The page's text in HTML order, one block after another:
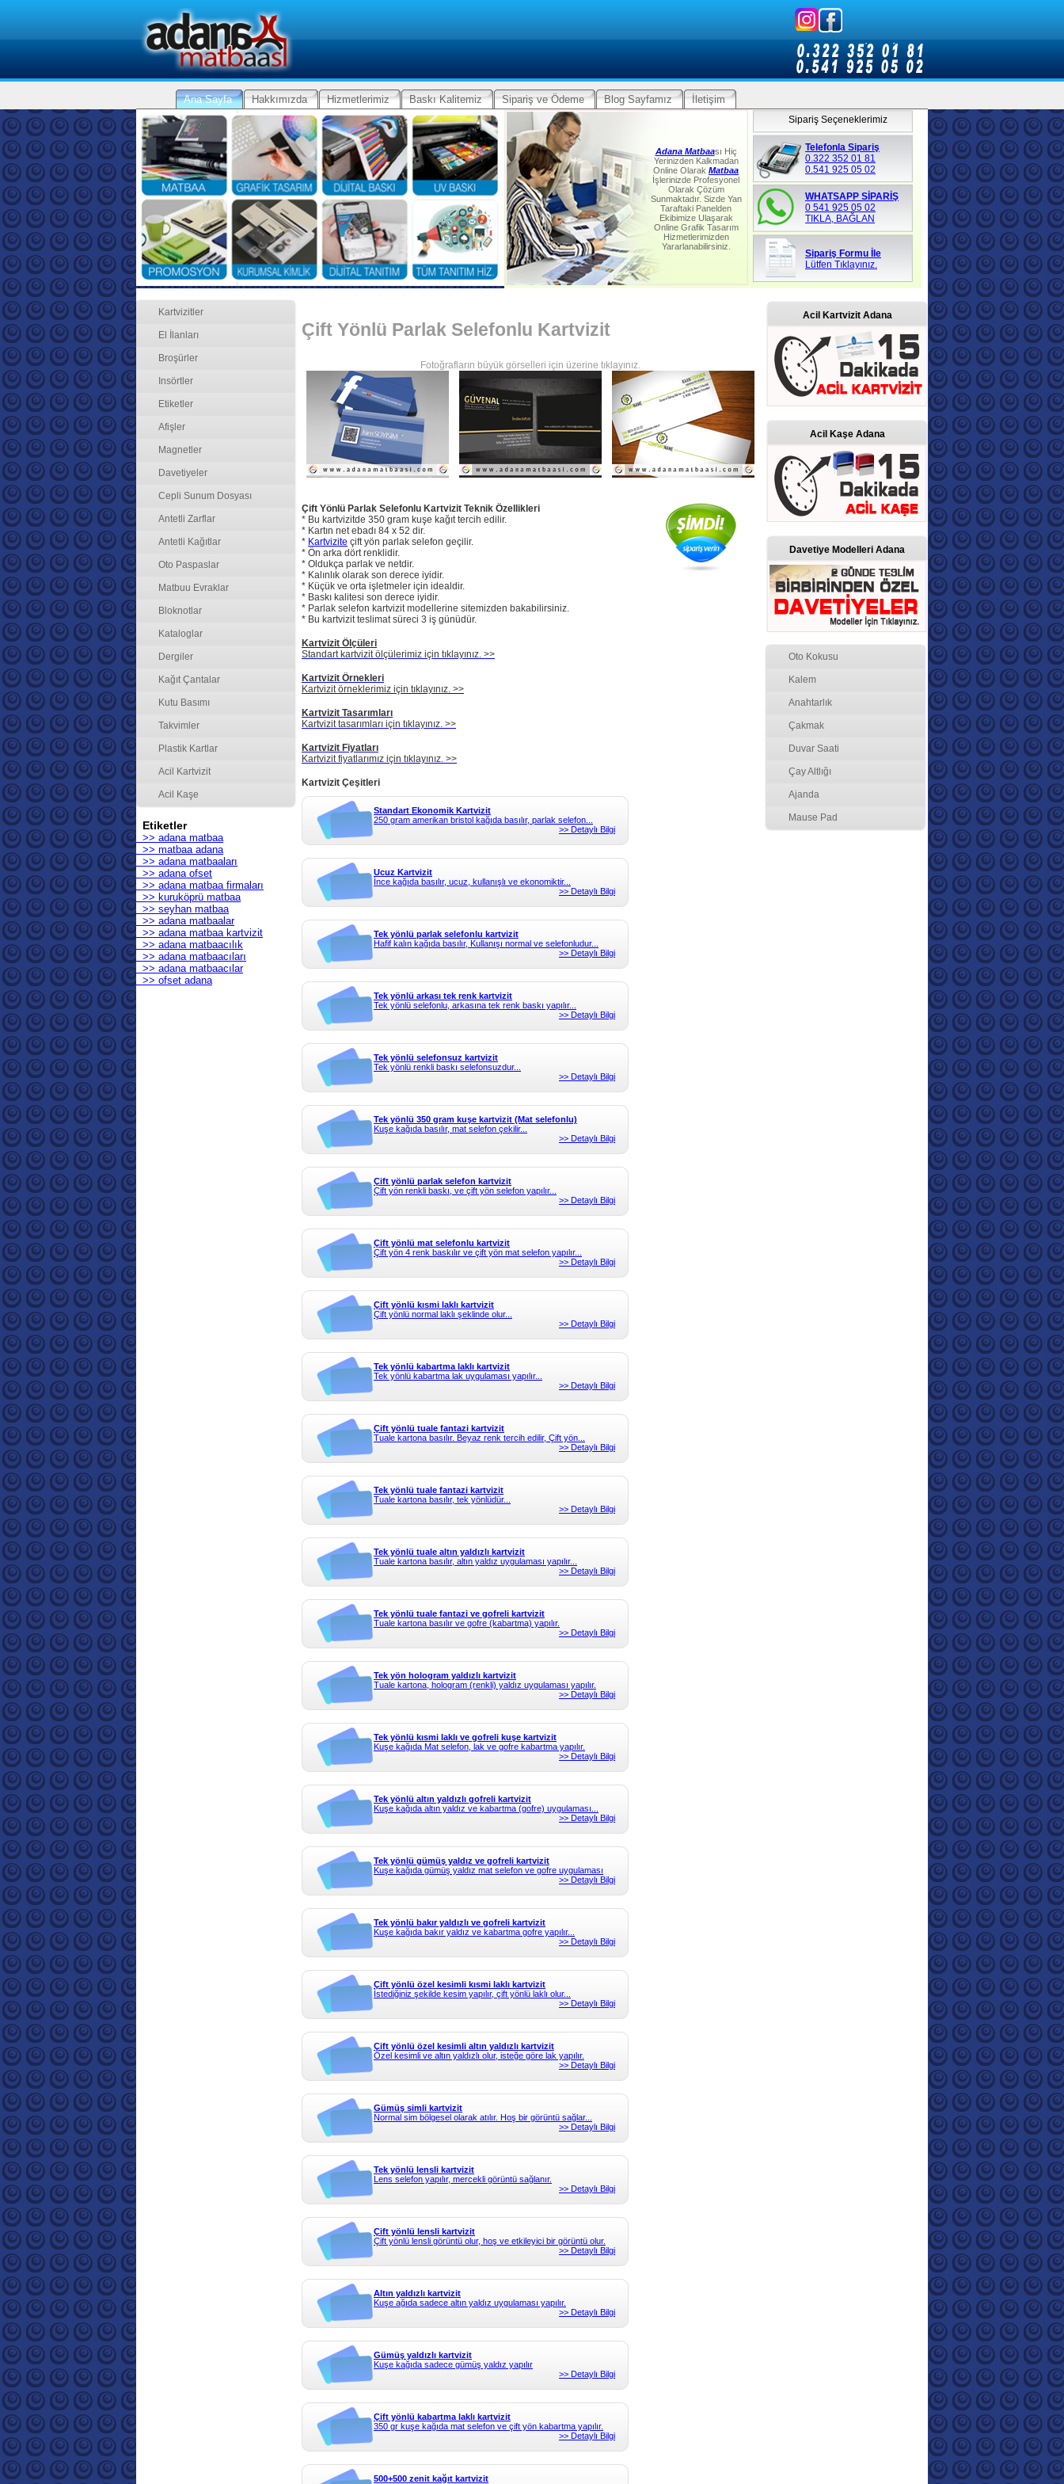
Ana Sayfa Hakkımızda Hizmetlerimiz Baskı Kalitemiz Sipariş ve Ödeme Blog Sayfamız İletişim
Adana Matbaası Hiç
Yerinizden Kalkmadan
Online Olarak Matbaa
İşlerinizde Profesyonel
Olarak Çözüm
Sunmaktadır. Sizde Yan
Taraftaki Panelden
Ekibimize Ulaşarak
Online Grafik Tasarım
Hizmetlerimizden
Yararlanabilirsiniz.
Sipariş Seçeneklerimiz
Telefonla Sipariş
0.322 352 01 81
0.541 925 05 02
WHATSAPP SİPARİŞ
0 541 925 05 02
TIKLA, BAĞLAN
Sipariş Formu İle
Lütfen Tıklayınız.
Kartvizitler
El İlanları
Broşürler
Insörtler
Etiketler
Afişler
Magnetler
Davetiyeler
Cepli Sunum Dosyası
Antetli Zarflar
Antetli Kağıtlar
Oto Paspaslar
Matbuu Evraklar
Bloknotlar
Kataloglar
Dergiler
Kağıt Çantalar
Kutu Basımı
Takvimler
Plastik Kartlar
Acil Kartvizit
Acil Kaşe
Etiketler
>> adana matbaa
>> matbaa adana
>> adana matbaaları
>> adana ofset
>> adana matbaa firmaları
>> kuruköprü matbaa
>> seyhan matbaa
>> adana matbaalar
>> adana matbaa kartvizit
>> adana matbaacılık
>> adana matbaacıları
>> adana matbaacılar
>> ofset adana
Çift Yönlü Parlak Selefonlu Kartvizit
Fotoğrafların büyük görselleri için üzerine tıklayınız.
Çift Yönlü Parlak Selefonlu Kartvizit Teknik Özellikleri
* Bu kartvizitde 350 gram kuşe kağıt tercih edilir.
* Kartın net ebadı 84 x 52 dir.
* Kartvizite çift yön parlak selefon geçilir.
* Ön arka dört renklidir.
* Oldukça parlak ve netdir.
* Kalınlık olarak son derece iyidir.
* Küçük ve orta işletmeler için idealdir.
* Baskı kalitesi son derece iyidir.
* Parlak selefon kartvizit modellerine sitemizden bakabilirsiniz.
* Bu kartvizit teslimat süreci 3 iş günüdür.
Kartvizit Ölçüleri
Standart kartvizit ölçülerimiz için tıklayınız. >>
Kartvizit Örnekleri
Kartvizit örneklerimiz için tıklayınız. >>
Kartvizit Tasarımları
Kartvizit tasarımları için tıklayınız. >>
Kartvizit Fiyatları
Kartvizit fiyatlarımız için tıklayınız. >>
Kartvizit Çeşitleri
Standart Ekonomik Kartvizit
250 gram amerikan bristol kağıda basılır, parlak selefon...
>> Detaylı Bilgi
Ucuz Kartvizit
İnce kağıda basılır, ucuz, kullanışlı ve ekonomiktir...
>> Detaylı Bilgi
Tek yönlü parlak selefonlu kartvizit
Hafif kalın kağıda basılır, Kullanışı normal ve selefonludur...
>> Detaylı Bilgi
Tek yönlü arkası tek renk kartvizit
Tek yönlü selefonlu, arkasına tek renk baskı yapılır...
>> Detaylı Bilgi
Tek yönlü selefonsuz kartvizit
Tek yönlü renkli baskı selefonsuzdur...
>> Detaylı Bilgi
Tek yönlü 350 gram kuşe kartvizit (Mat selefonlu)
Kuşe kağıda basılır, mat selefon çekilir...
>> Detaylı Bilgi
Çift yönlü parlak selefon kartvizit
Çift yön renkli baskı, ve çift yön selefon yapılır...
>> Detaylı Bilgi
Çift yönlü mat selefonlu kartvizit
Çift yön 4 renk baskılır ve çift yön mat selefon yapılır...
>> Detaylı Bilgi
Çift yönlü kısmi laklı kartvizit
Çift yönlü normal laklı şeklinde olur...
>> Detaylı Bilgi
Tek yönlü kabartma laklı kartvizit
Tek yönlü kabartma lak uygulaması yapılır...
>> Detaylı Bilgi
Çift yönlü tuale fantazi kartvizit
Tuale kartona basılır. Beyaz renk tercih edilir, Çift yön...
>> Detaylı Bilgi
Tek yönlü tuale fantazi kartvizit
Tuale kartona basılır, tek yönlüdür...
>> Detaylı Bilgi
Tek yönlü tuale altın yaldızlı kartvizit
Tuale kartona basılır, altın yaldız uygulaması yapılır...
>> Detaylı Bilgi
Tek yönlü tuale fantazi ve gofreli kartvizit
Tuale kartona basılır ve gofre (kabartma) yapılır.
>> Detaylı Bilgi
Tek yön hologram yaldızlı kartvizit
Tuale kartona, hologram (renkli) yaldız uygulaması yapılır.
>> Detaylı Bilgi
Tek yönlü kısmi laklı ve gofreli kuşe kartvizit
Kuşe kağıda Mat selefon, lak ve gofre kabartma yapılır.
>> Detaylı Bilgi
Tek yönlü altın yaldızlı gofreli kartvizit
Kuşe kağıda altın yaldız ve kabartma (gofre) uygulaması...
>> Detaylı Bilgi
Tek yönlü gümüş yaldız ve gofreli kartvizit
Kuşe kağıda gümüş yaldız mat selefon ve gofre uygulaması
>> Detaylı Bilgi
Tek yönlü bakır yaldızlı ve gofreli kartvizit
Kuşe kağıda bakır yaldız ve kabartma gofre yapılır...
>> Detaylı Bilgi
Çift yönlü özel kesimli kısmi laklı kartvizit
İstediğiniz şekilde kesim yapılır, çift yönlü laklı olur...
>> Detaylı Bilgi
Çift yönlü özel kesimli altın yaldızlı kartvizit
Özel kesimli ve altın yaldızlı olur, isteğe göre lak yapılır.
>> Detaylı Bilgi
Gümüş simli kartvizit
Normal sim bölgesel olarak atılır. Hoş bir görüntü sağlar...
>> Detaylı Bilgi
Tek yönlü lensli kartvizit
Lens selefon yapılır, mercekli görüntü sağlanır.
>> Detaylı Bilgi
Çift yönlü lensli kartvizit
Çift yönlü lensli görüntü olur, hoş ve etkileyici bir görüntü olur.
>> Detaylı Bilgi
Altın yaldızlı kartvizit
Kuşe ağıda sadece altın yaldız uygulaması yapılır.
>> Detaylı Bilgi
Gümüş yaldızlı kartvizit
Kuşe kağıda sadece gümüş yaldız yapılır
>> Detaylı Bilgi
Çift yönlü kabartma laklı kartvizit
350 gr kuşe kağıda mat selefon ve çift yön kabartma yapılır.
>> Detaylı Bilgi
500+500 zenit kağıt kartvizit
Acil Kartvizit Adana
Acil Kaşe Adana
Davetiye Modelleri Adana
Oto Kokusu
Kalem
Anahtarlık
Çakmak
Duvar Saati
Çay Altlığı
Ajanda
Mause Pad